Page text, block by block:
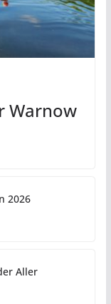
Warnow
2026
Aller